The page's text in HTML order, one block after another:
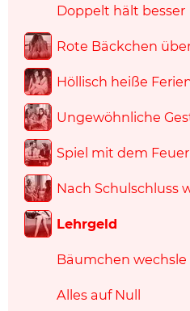
Doppelt hält besser
Rote Bäckchen
Höllisch heiße
Ungewöhnliche
Spiel mit dem Feuer
Nach Schulschluss
Lehrgeld
Bäumchen wechsle
Alles auf Null